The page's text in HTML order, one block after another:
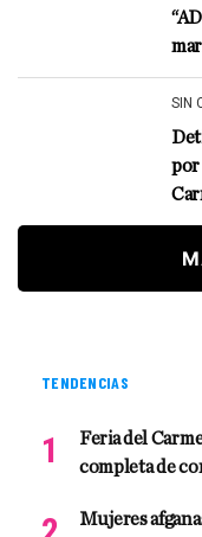
SIN
por
TENDENCIAS
Feria del
completa de
Mujeres